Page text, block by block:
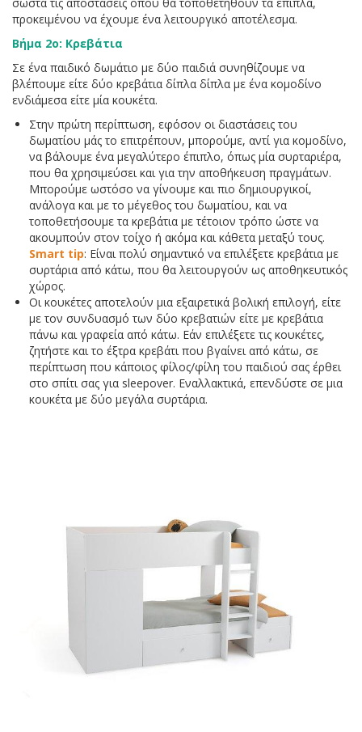
προκειμένου να έχουμε ένα λειτουργικό αποτέλεσμα.
Βήμα 2ο: Κρεβάτια
Σε ένα παιδικό δωμάτιο με δύο παιδιά συνηθίζουμε να
βλέπουμε είτε δύο κρεβάτια δίπλα δίπλα με ένα κομοδίνο
ενδιάμεσα είτε μία κουκέτα.
Στην πρώτη περίπτωση, εφόσον οι διαστάσεις του
δωματίου μάς το επιτρέπουν, μπορούμε, αντί για κομοδίνο,
να βάλουμε ένα μεγαλύτερο έπιπλο, όπως μία συρταριέρα,
που θα χρησιμεύσει και για την αποθήκευση πραγμάτων.
Μπορούμε ωστόσο να γίνουμε και πιο δημιουργικοί,
ανάλογα και με το μέγεθος του δωματίου, και να
τοποθετήσουμε τα κρεβάτια με τέτοιον τρόπο ώστε να
ακουμπούν στον τοίχο ή ακόμα και κάθετα μεταξύ τους.
Smart tip: Είναι πολύ σημαντικό να επιλέξετε κρεβάτια με
συρτάρια από κάτω, που θα λειτουργούν ως αποθηκευτικός
χώρος.
Οι κουκέτες αποτελούν μια εξαιρετικά βολική επιλογή, είτε
με τον συνδυασμό των δύο κρεβατιών είτε με κρεβάτια
πάνω και γραφεία από κάτω. Εάν επιλέξετε τις κουκέτες,
ζητήστε και το έξτρα κρεβάτι που βγαίνει από κάτω, σε
περίπτωση που κάποιος φίλος/φίλη του παιδιού σας έρθει
στο σπίτι σας για sleepover. Εναλλακτικά, επενδύστε σε μια
κουκέτα με δύο μεγάλα συρτάρια.